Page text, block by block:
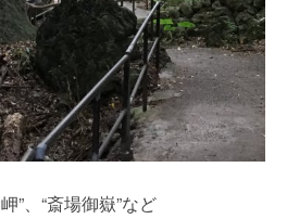
”、“斎場御嶽”など